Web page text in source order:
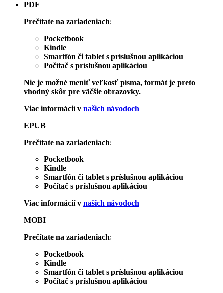
PDF
Prečítate na zariadeniach:
Pocketbook
Kindle
Smartfón či tablet s príslušnou aplikáciou
Počítač s príslušnou aplikáciou
Nie je možné meniť veľkosť písma, formát je preto
vhodný skôr pre väčšie obrazovky.
Viac informácií v našich návodoch
EPUB
Prečítate na zariadeniach:
Pocketbook
Kindle
Smartfón či tablet s príslušnou aplikáciou
Počítač s príslušnou aplikáciou
Viac informácií v našich návodoch
MOBI
Prečítate na zariadeniach:
Pocketbook
Kindle
Smartfón či tablet s príslušnou aplikáciou
Počítač s príslušnou aplikáciou